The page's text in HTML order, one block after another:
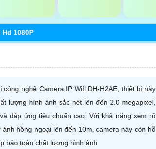
1080P
nghệ Camera IP Wifi DH-H2AE, thiết bị này
lượng hình ảnh sắc nét lên đến 2.0 megapixel,
đáp ứng tiêu chuẩn cao. Với khả năng xem rõ
ánh hồng ngoại lên đến 10m, camera này còn hỗ
bảo toàn chất lượng hình ảnh